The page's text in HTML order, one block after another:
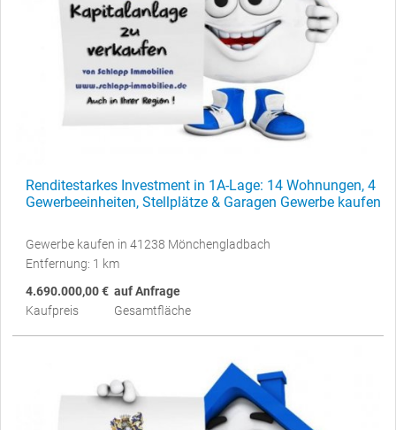
Renditestarkes Investment in 1A-Lage: 14 Wohnungen, 4
Gewerbeeinheiten, Stellplätze & Garagen Gewerbe kaufen
Gewerbe kaufen in 41238 Mönchengladbach
Entfernung: 1 km
4.690.000,00 €
Kaufpreis
auf Anfrage
Gesamtfläche